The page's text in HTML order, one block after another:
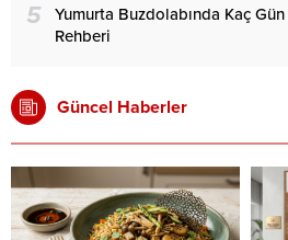
5
Yumurta Buzdolabında Kaç
Rehberi
Güncel Haberler